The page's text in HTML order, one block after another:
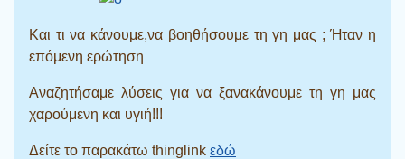
Και τι να κάνουμε,να βοηθήσουμε τη γη μας ; Ήταν η
επόμενη ερώτηση
Αναζητήσαμε λύσεις για να ξανακάνουμε τη γη μας
χαρούμενη και υγιή!!!
Δείτε το παρακάτω thinglink εδώ